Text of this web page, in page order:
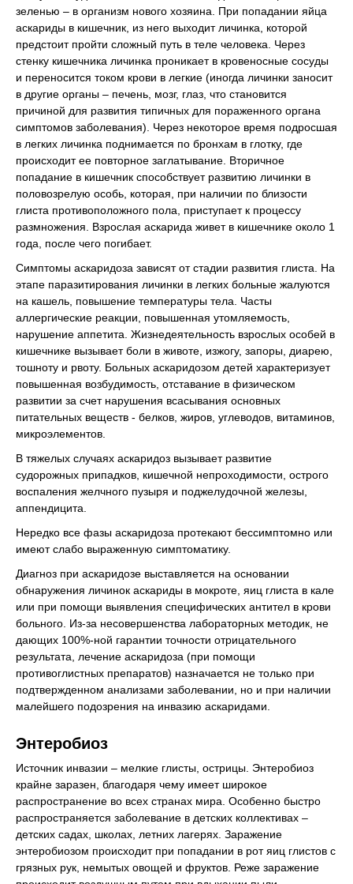
зеленью – в организм нового хозяина. При попадании яйца
аскариды в кишечник, из него выходит личинка, которой
предстоит пройти сложный путь в теле человека. Через
стенку кишечника личинка проникает в кровеносные сосуды
и переносится током крови в легкие (иногда личинки заносит
в другие органы – печень, мозг, глаз, что становится
причиной для развития типичных для пораженного органа
симптомов заболевания). Через некоторое время подросшая
в легких личинка поднимается по бронхам в глотку, где
происходит ее повторное заглатывание. Вторичное
попадание в кишечник способствует развитию личинки в
половозрелую особь, которая, при наличии по близости
глиста противоположного пола, приступает к процессу
размножения. Взрослая аскарида живет в кишечнике около 1
года, после чего погибает.
Симптомы аскаридоза зависят от стадии развития глиста. На
этапе паразитирования личинки в легких больные жалуются
на кашель, повышение температуры тела. Часты
аллергические реакции, повышенная утомляемость,
нарушение аппетита. Жизнедеятельность взрослых особей в
кишечнике вызывает боли в животе, изжогу, запоры, диарею,
тошноту и рвоту. Больных аскаридозом детей характеризует
повышенная возбудимость, отставание в физическом
развитии за счет нарушения всасывания основных
питательных веществ - белков, жиров, углеводов, витаминов,
микроэлементов.
В тяжелых случаях аскаридоз вызывает развитие
судорожных припадков, кишечной непроходимости, острого
воспаления желчного пузыря и поджелудочной железы,
аппендицита.
Нередко все фазы аскаридоза протекают бессимптомно или
имеют слабо выраженную симптоматику.
Диагноз при аскаридозе выставляется на основании
обнаружения личинок аскариды в мокроте, яиц глиста в кале
или при помощи выявления специфических антител в крови
больного. Из-за несовершенства лабораторных методик, не
дающих 100%-ной гарантии точности отрицательного
результата, лечение аскаридоза (при помощи
противоглистных препаратов) назначается не только при
подтвержденном анализами заболевании, но и при наличии
малейшего подозрения на инвазию аскаридами.
Энтеробиоз
Источник инвазии – мелкие глисты, острицы. Энтеробиоз
крайне заразен, благодаря чему имеет широкое
распространение во всех странах мира. Особенно быстро
распространяется заболевание в детских коллективах –
детских садах, школах, летних лагерях. Заражение
энтеробиозом происходит при попадании в рот яиц глистов с
грязных рук, немытых овощей и фруктов. Реже заражение